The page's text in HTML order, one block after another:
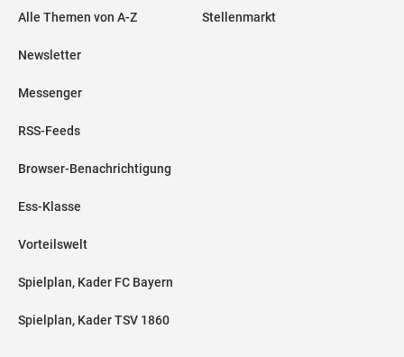
Alle Themen von A-Z
Newsletter
Messenger
RSS-Feeds
Browser-Benachrichtigung
Ess-Klasse
Vorteilswelt
Spielplan, Kader FC Bayern
Spielplan, Kader TSV 1860
Stellenmarkt